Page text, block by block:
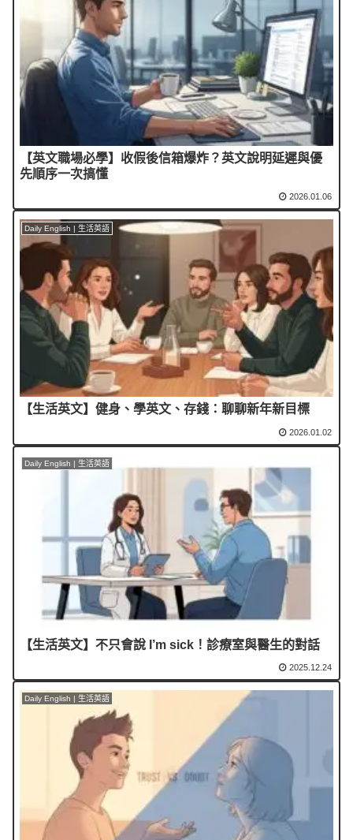
【英文職場必學】收假後信箱爆炸？英文說明延遲與優
先順序一次搞懂
2026.01.06
Daily English | 生活英語
【生活英文】健身、學英文、存錢：聊聊新年新目標
2026.01.02
Daily English | 生活英語
【生活英文】不只會說 I’m sick！診療室與醫生的對話
2025.12.24
Daily English | 生活英語